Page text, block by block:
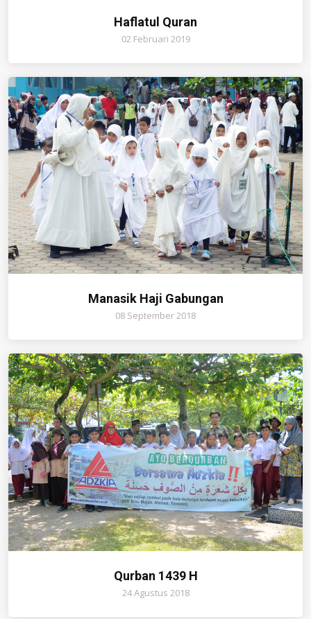
Haflatul Quran
02 Februari 2019
Manasik Haji Gabungan
08 September 2018
Qurban 1439 H
24 Agustus 2018